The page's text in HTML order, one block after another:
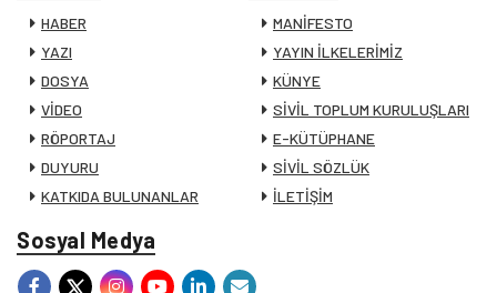
HABER
YAZI
DOSYA
VİDEO
RÖPORTAJ
DUYURU
KATKIDA BULUNANLAR
MANİFESTO
YAYIN İLKELERİMİZ
KÜNYE
SİVİL TOPLUM KURULUŞLARI
E-KÜTÜPHANE
SİVİL SÖZLÜK
İLETİŞİM
Sosyal Medya